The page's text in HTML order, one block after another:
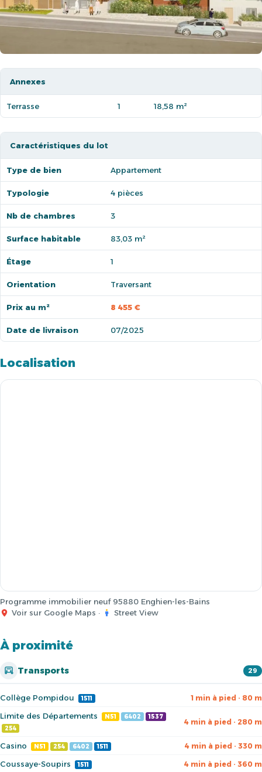
Annexes
Terrasse 1 18,58 m²
Caractéristiques du lot
Type de bien Appartement
Typologie 4 pièces
Nb de chambres 3
Surface habitable 83,03 m²
Étage 1
Orientation Traversant
Prix au m² 8 455 €
Date de livraison 07/2025
Localisation
Programme immobilier neuf 95880 Enghien-les-Bains
Voir sur Google Maps · Street View
À proximité
Transports 29
Collège Pompidou 1511 1 min à pied · 80 m
Limite des Départements N51 6402
1537
254
4 min à pied · 280 m
Casino N51 254 6402 1511 4 min à pied · 330 m
Coussaye-Soupirs 1511 4 min à pied · 360 m